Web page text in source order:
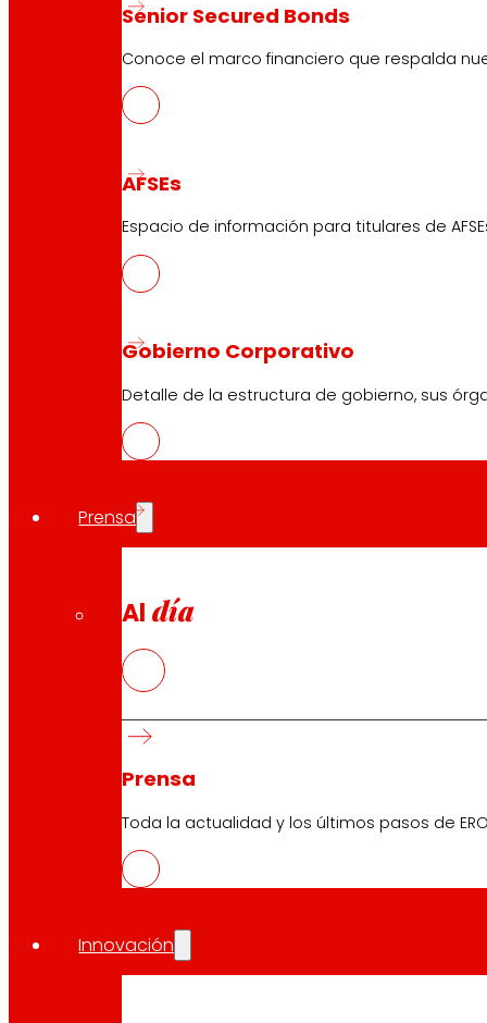
Senior Secured Bonds
Conoce el marco financiero que respalda
AFSEs
Espacio de información para titulares de
Gobierno Corporativo
Detalle de la estructura de gobierno, sus
Prensa
Al día
Prensa
Toda la actualidad y los últimos pasos de
Innovación